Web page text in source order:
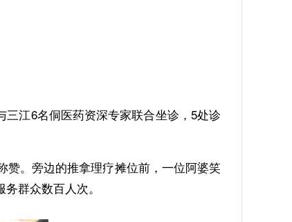
江6名侗医药资深专家联合坐诊，5处诊
赞。旁边的推拿理疗摊位前，一位阿婆笑
群众数百人次。